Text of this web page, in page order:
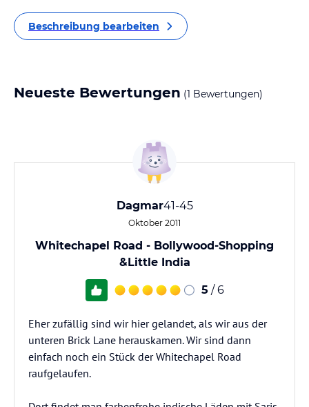
Beschreibung bearbeiten
Neueste Bewertungen (1 Bewertungen)
Dagmar41-45
Oktober 2011
Whitechapel Road - Bollywood-Shopping
&Little India
5 / 6
Eher zufällig sind wir hier gelandet, als wir aus der
unteren Brick Lane herauskamen. Wir sind dann
einfach noch ein Stück der Whitechapel Road
raufgelaufen.